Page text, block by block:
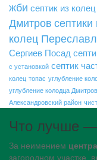
жби септик из
Дмитров
колец
Сергиев Посад
с установкой септик
колец топас углубление
углубление колодца Дмитров
Александровский район
Что лучше —
За неимением
загородном участке,